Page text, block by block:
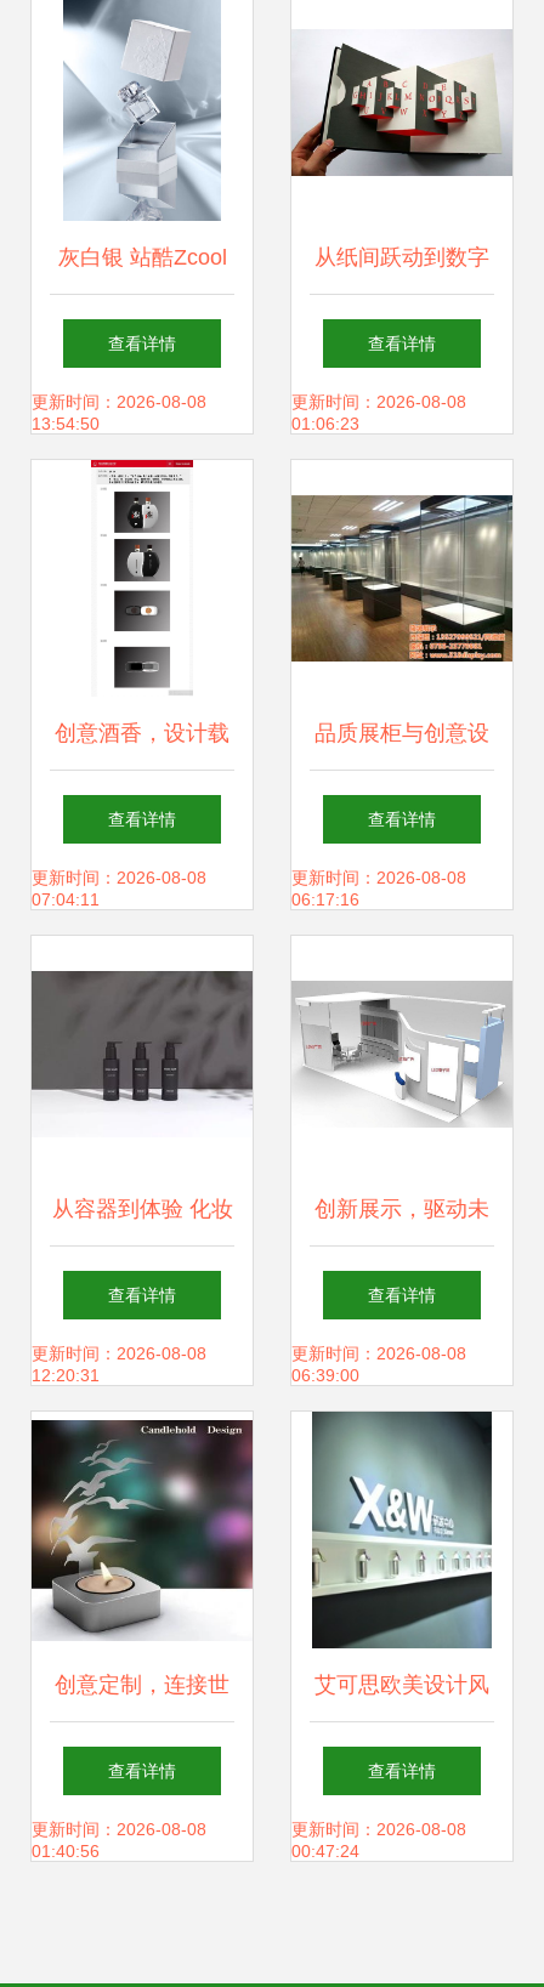
灰白银 站酷Zcool
平台上的创意设计
宝藏
查看详情
更新时间：2026-08-08
13:54:50
从纸间跃动到数字
空间 创意书籍设计
在网站建设中的动
查看详情
更新时间：2026-08-08
01:06:23
创意酒香，设计载
道——简析中国白
酒创意包装设计大
查看详情
更新时间：2026-08-08
07:04:11
品质展柜与创意设
计 隆城展示的专业
制造之道
查看详情
更新时间：2026-08-08
06:17:16
从容器到体验 化妆
品包装的系列创意
如何赋能品牌网站
设计之美
查看详情
更新时间：2026-08-08
12:20:31
创新展示，驱动未
来 SAREN创意设
计视角下的工厂展
厅布局之道
查看详情
更新时间：2026-08-08
06:39:00
创意定制，连接世
界——外贸礼品设
计与生产一站式解
查看详情
更新时间：2026-08-08
01:40:56
艾可思欧美设计风
格不锈钢杯盖硅胶
提手漫步者保温杯
查看详情
更新时间：2026-08-08
00:47:24